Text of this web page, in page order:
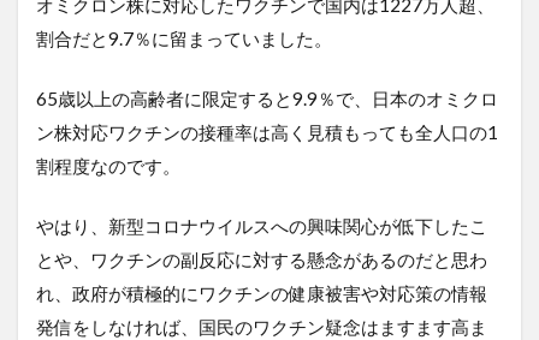
オミクロン株に対応したワクチンで国内は1227万人超、
割合だと9.7％に留まっていました。
65歳以上の高齢者に限定すると9.9％で、日本のオミクロ
ン株対応ワクチンの接種率は高く見積もっても全人口の1
割程度なのです。
やはり、新型コロナウイルスへの興味関心が低下したこ
とや、ワクチンの副反応に対する懸念があるのだと思わ
れ、政府が積極的にワクチンの健康被害や対応策の情報
発信をしなければ、国民のワクチン疑念はますます高ま